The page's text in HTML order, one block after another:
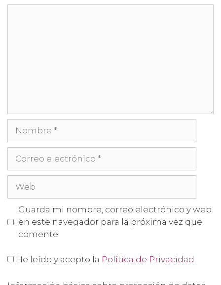
Guarda mi nombre, correo electrónico y web
en este navegador para la próxima vez que
comente.
He leído y acepto la Política de Privacidad